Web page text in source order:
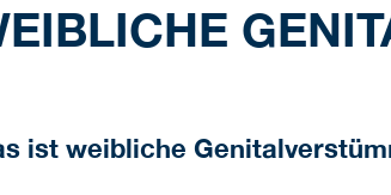
ist weibliche